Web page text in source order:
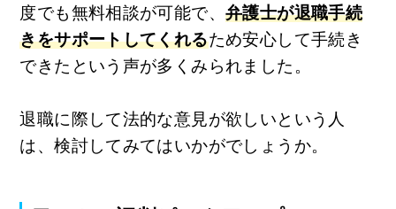
度でも無料相談が可能で、 弁護士が退職手続
きをサポートしてくれるため安心して手続き
できたという声が多くみられました。
退職に際して法的な意見が欲しいという人
は、検討してみてはいかがでしょうか。